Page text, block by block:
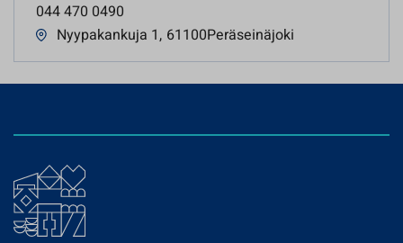
044 470 0490
Nyypakankuja 1, 61100Peräseinäjoki